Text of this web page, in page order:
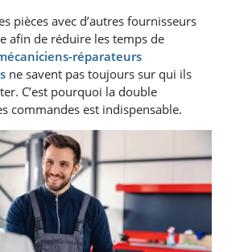
pièces avec d’autres fournisseurs
afin de réduire les temps de
réparateurs
ne savent pas toujours sur qui ils
C’est pourquoi la double
commandes est indispensable.